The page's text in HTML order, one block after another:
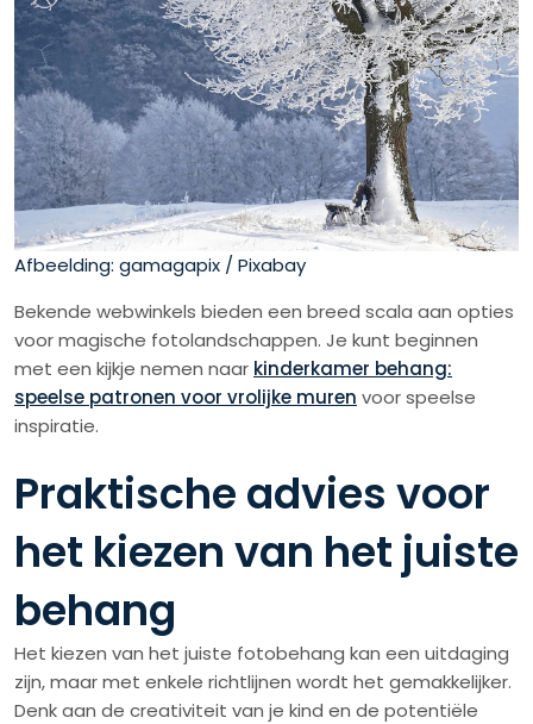
Afbeelding: gamagapix / Pixabay
Bekende webwinkels bieden een breed scala aan opties
voor magische fotolandschappen. Je kunt beginnen
met een kijkje nemen naar kinderkamer behang:
speelse patronen voor vrolijke muren voor speelse
inspiratie.
Praktische advies voor
het kiezen van het juiste
behang
Het kiezen van het juiste fotobehang kan een uitdaging
zijn, maar met enkele richtlijnen wordt het gemakkelijker.
Denk aan de creativiteit van je kind en de potentiële